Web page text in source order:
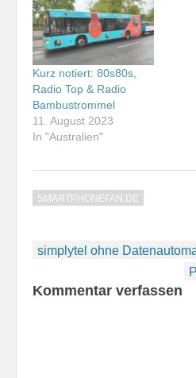
Kurz notiert: 80s80s,
Radio Top & Radio
Bambustrommel
11. August 2023
In "Australien"
SMARTPHONEFAN.DE
Beitragsnavigation
simplytel ohne
Kommentar verfassen